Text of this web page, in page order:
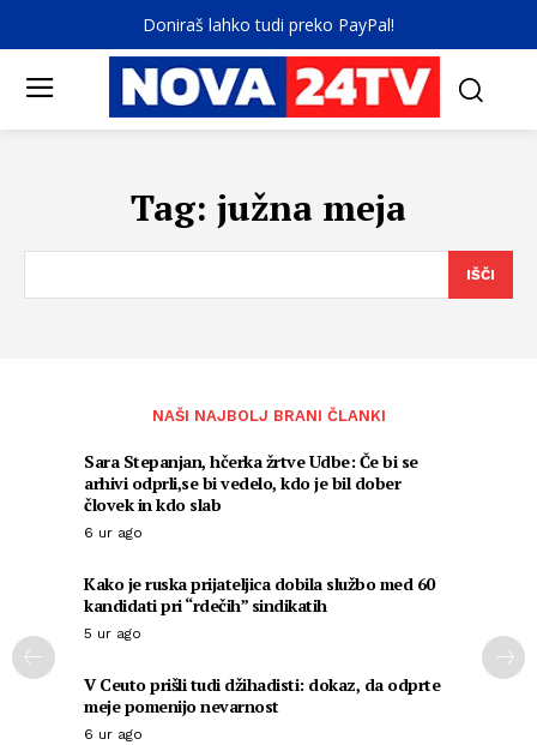
Doniraš lahko tudi preko PayPal!
Tag: južna meja
IŠČI
NAŠI NAJBOLJ BRANI ČLANKI
Sara Stepanjan, hčerka žrtve Udbe: Če bi se
arhivi odprli,se bi vedelo, kdo je bil dober
človek in kdo slab
6 ur ago
Kako je ruska prijateljica dobila službo med 60
kandidati pri “rdečih” sindikatih
5 ur ago
V Ceuto prišli tudi džihadisti: dokaz, da odprte
meje pomenijo nevarnost
6 ur ago